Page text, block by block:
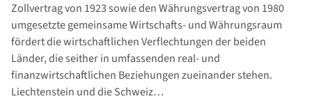
Zollvertrag von 1923 sowie den Währungsvertrag von 1980
umgesetzte gemeinsame Wirtschafts- und Währungsraum
fördert die wirtschaftlichen Verflechtungen der beiden
Länder, die seither in umfassenden real- und
finanzwirtschaftlichen Beziehungen zueinander stehen.
Liechtenstein und die Schweiz…